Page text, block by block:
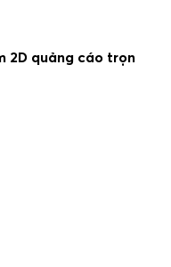
2D quảng cáo trọn